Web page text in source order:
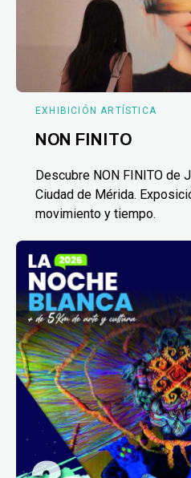
EXHIBICIÓN ARTÍSTICA
NON FINITO
Descubre NON FINITO de
Ciudad de Mérida.
movimiento y tiempo.